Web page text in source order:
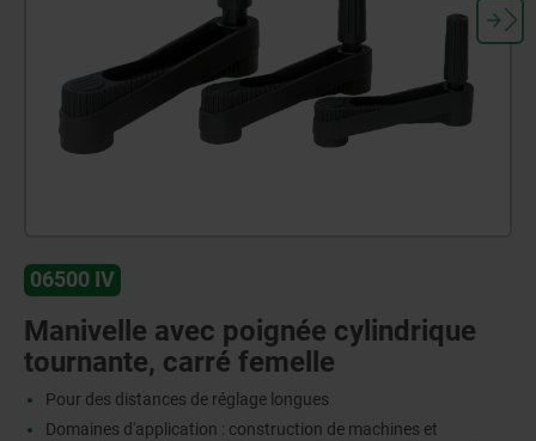
06500 IV
Manivelle avec poignée cylindrique
tournante, carré femelle
Pour des distances de réglage longues
Domaines d'application : construction de machines et